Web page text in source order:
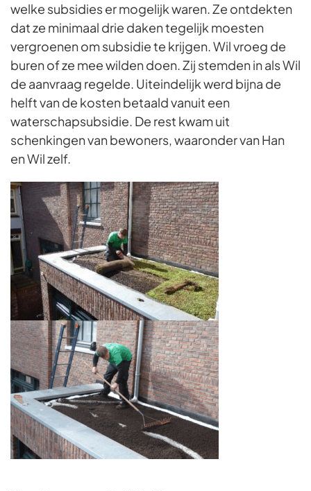
welke subsidies er mogelijk waren. Ze ontdekten
dat ze minimaal drie daken tegelijk moesten
vergroenen om subsidie te krijgen. Wil vroeg de
buren of ze mee wilden doen. Zij stemden in als Wil
de aanvraag regelde. Uiteindelijk werd bijna de
helft van de kosten betaald vanuit een
waterschapsubsidie. De rest kwam uit
schenkingen van bewoners, waaronder van Han
en Wil zelf.